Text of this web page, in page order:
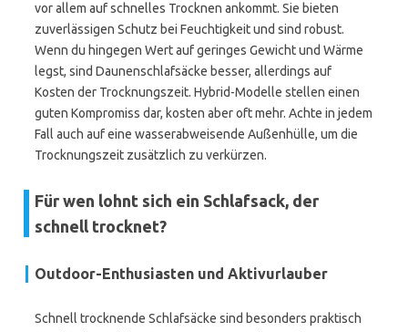
vor allem auf schnelles Trocknen ankommt. Sie bieten
zuverlässigen Schutz bei Feuchtigkeit und sind robust.
Wenn du hingegen Wert auf geringes Gewicht und Wärme
legst, sind Daunenschlafsäcke besser, allerdings auf
Kosten der Trocknungszeit. Hybrid-Modelle stellen einen
guten Kompromiss dar, kosten aber oft mehr. Achte in jedem
Fall auch auf eine wasserabweisende Außenhülle, um die
Trocknungszeit zusätzlich zu verkürzen.
Für wen lohnt sich ein Schlafsack, der
schnell trocknet?
Outdoor-Enthusiasten und Aktivurlauber
Schnell trocknende Schlafsäcke sind besonders praktisch